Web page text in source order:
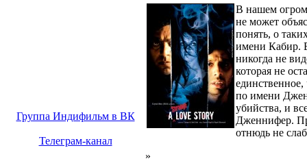
Группа Индифильм в ВК
Телеграм-канал
В нашем
не может
понять, о
имени Кабир.
никогда не
которая не
по имени
убийства, и
Дженнифер.
отнюдь не
»